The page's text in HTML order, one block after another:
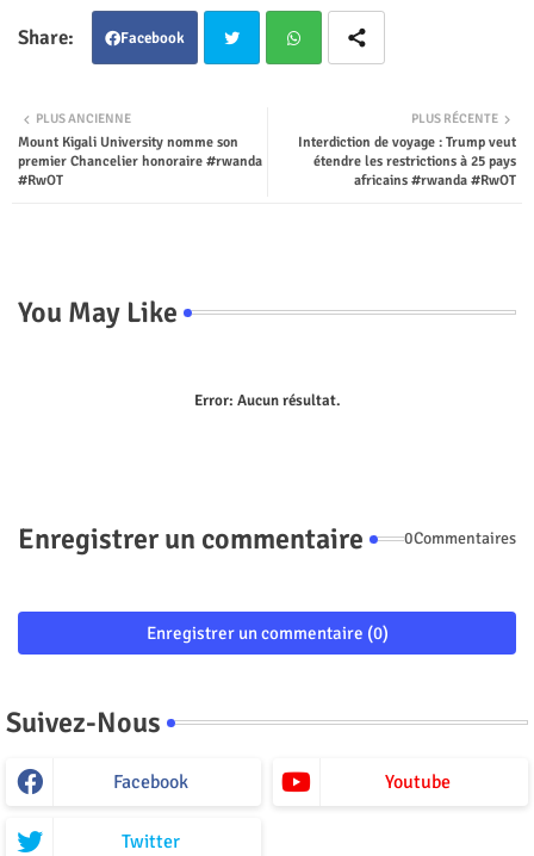
Facebook
ter tsap
PLUS RÉCENTE
Interdiction de voyage : Trump veut
étendre les restrictions à 25 pays
africains #rwanda #RwOT
PLUS ANCIENNE
Mount Kigali University nomme son
premier Chancelier honoraire #rwanda
#RwOT
You May Like
Error: Aucun résultat.
Enregistrer un commentaire 0Commentaires
Enregistrer un commentaire (0)
Suivez-Nous
Facebook Youtube
Twitter